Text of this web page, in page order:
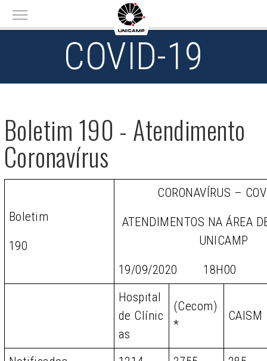
Main menu
COVID-19
Boletim 190 - Atendimento
Coronavírus
Boletim
190
CORONAVÍRUS –
ATENDIMENTOS NA ÁREA
UNICAMP
19/09/2020 18H00
Hospital
de Clínic
as
(Cecom)
*
CAISM